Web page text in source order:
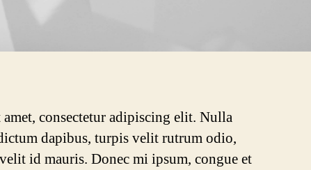
consectetur adipiscing elit. Nulla
dapibus, turpis velit rutrum odio,
id mauris. Donec mi ipsum, congue et